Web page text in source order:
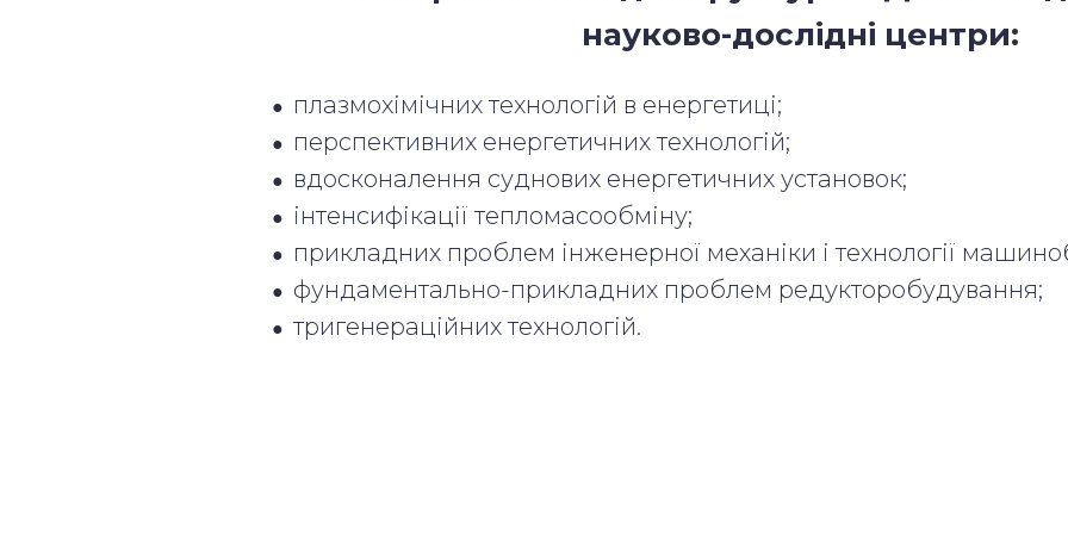
науково-дослідні центри:
● плазмохімічних технологій в енергетиці;
● перспективних енергетичних технологій;
● вдосконалення суднових енергетичних установок;
● інтенсифікації тепломасообміну;
● прикладних проблем інженерної механіки і технології
● фундаментально-прикладних проблем редукторобудування;
●тригенераційних технологій.